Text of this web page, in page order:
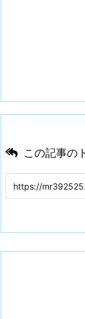
この記事の